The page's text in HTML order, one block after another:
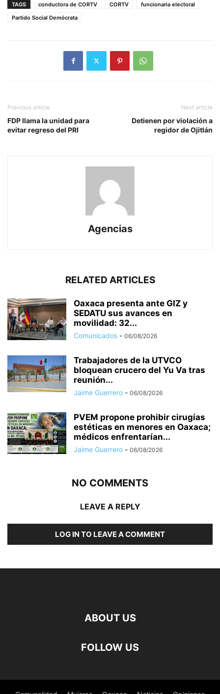
TAGS conductora de CORTV CORTV
funcionaria electoral
Partido Social Demócrata
Previous article
FDP llama la unidad para
evitar regreso del PRI
Next article
Detienen por violación a
regidor de Ojitlán
Agencias
RELATED ARTICLES
Oaxaca presenta ante GIZ y
SEDATU sus avances en
movilidad: 32...
Comunicados - 06/08/2026
Trabajadores de la UTVCO
bloquean crucero del Yu Va tras
reunión...
Jaime Guerrero - 06/08/2026
PVEM propone prohibir cirugías
estéticas en menores en Oaxaca;
médicos enfrentarían...
Jaime Guerrero - 06/08/2026
NO COMMENTS
LEAVE A REPLY
LOG IN TO LEAVE A COMMENT
ABOUT US
FOLLOW US